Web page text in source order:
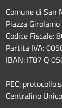
Comune di San
Piazza
Codice Fiscale:
Partita IVA:
IBAN: IT87 Q
PEC:
Centralino